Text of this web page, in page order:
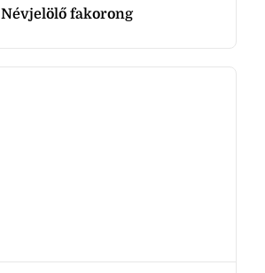
Névjelölő fakorong